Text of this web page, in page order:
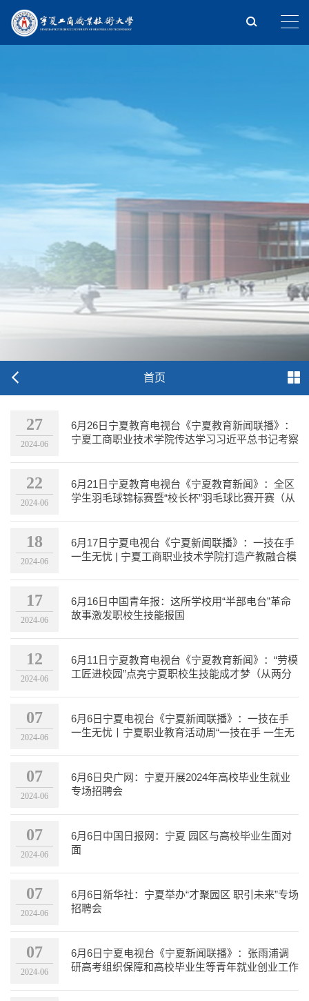
首页
27
2024-06
6月26日宁夏教育电视台《宁夏教育新闻联播》：
宁夏工商职业技术学院传达学习习近平总书记考察
22
2024-06
6月21日宁夏教育电视台《宁夏教育新闻》：全区
学生羽毛球锦标赛暨“校长杯”羽毛球比赛开赛（从
18
2024-06
6月17日宁夏电视台《宁夏新闻联播》：一技在手
一生无忧 | 宁夏工商职业技术学院打造产教融合模
17
2024-06
6月16日中国青年报：这所学校用“半部电台”革命
故事激发职校生技能报国
12
2024-06
6月11日宁夏教育电视台《宁夏教育新闻》：“劳模
工匠进校园”点亮宁夏职校生技能成才梦（从两分
07
2024-06
6月6日宁夏电视台《宁夏新闻联播》：一技在手
一生无忧丨宁夏职业教育活动周“一技在手 一生无
07
2024-06
6月6日央广网：宁夏开展2024年高校毕业生就业
专场招聘会
07
2024-06
6月6日中国日报网：宁夏 园区与高校毕业生面对
面
07
2024-06
6月6日新华社：宁夏举办“才聚园区 职引未来”专场
招聘会
07
2024-06
6月6日宁夏电视台《宁夏新闻联播》：张雨浦调
研高考组织保障和高校毕业生等青年就业创业工作